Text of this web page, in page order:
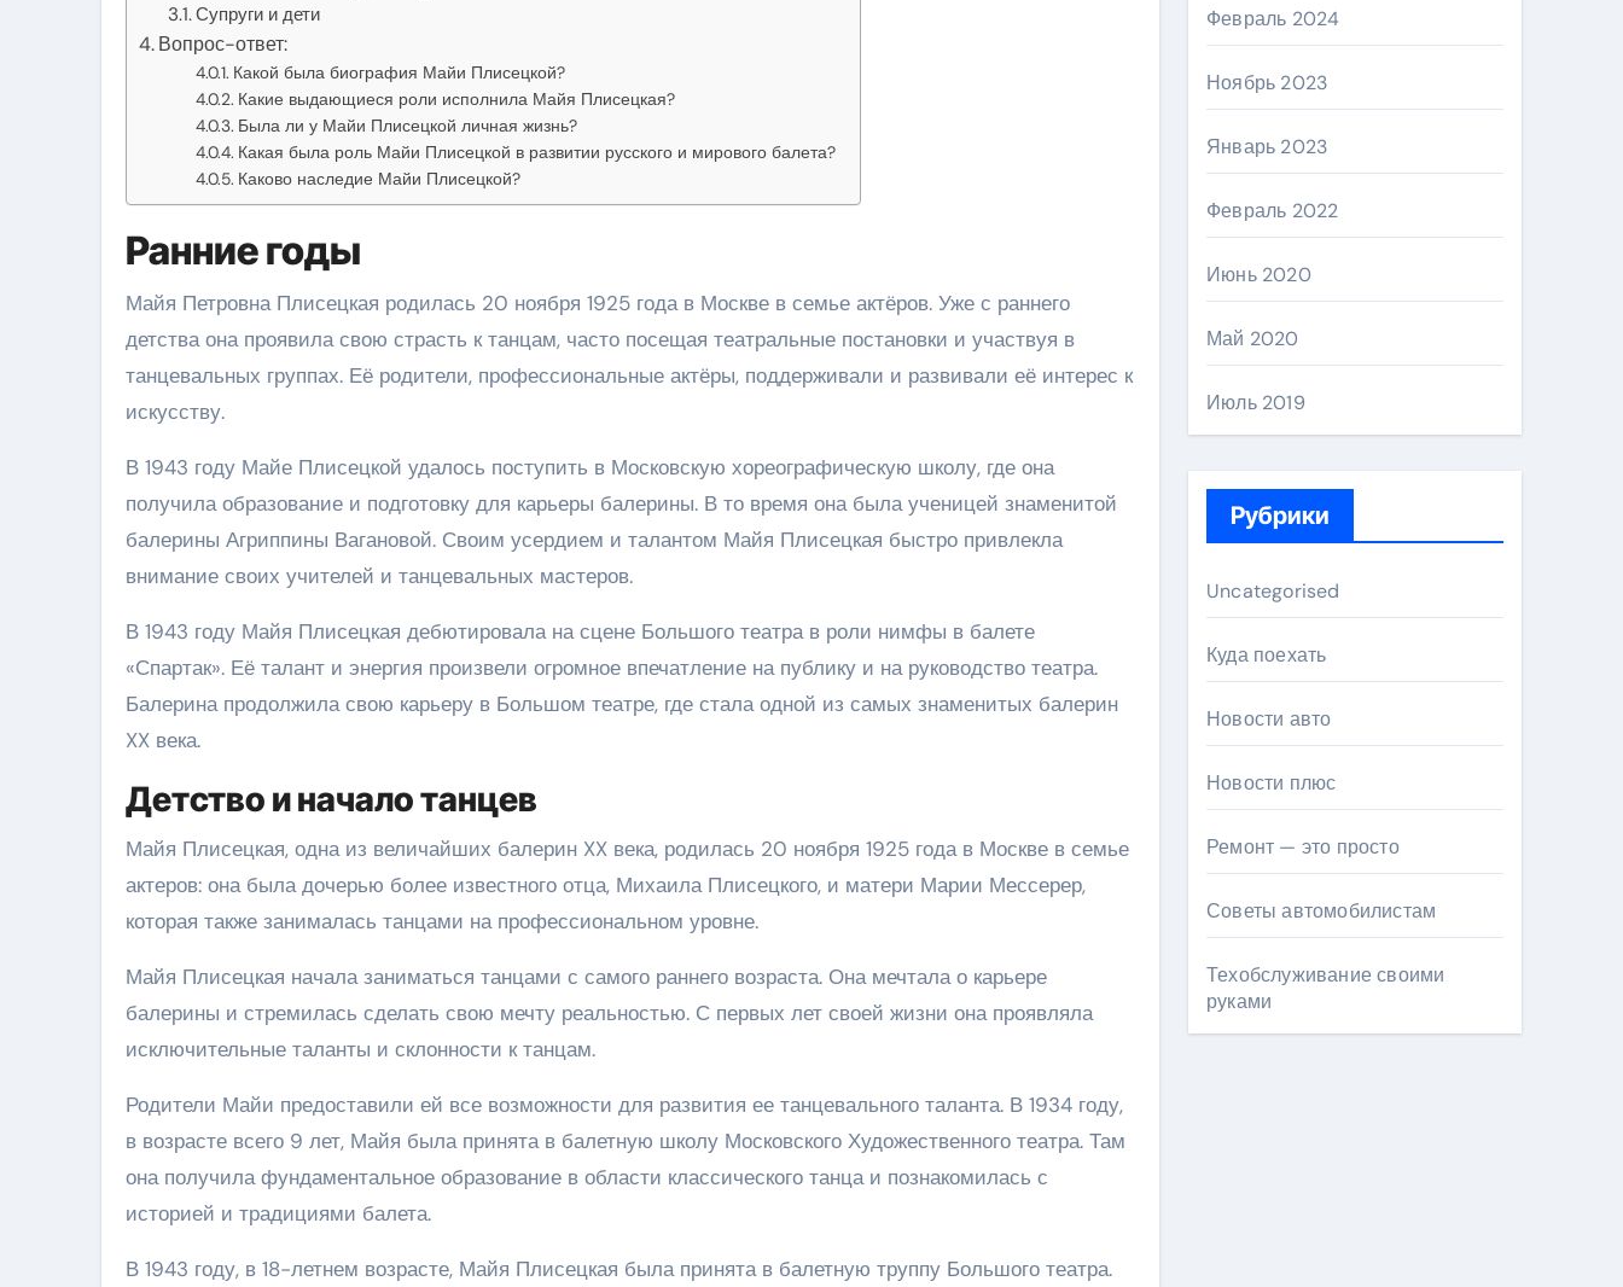
Супруги и дети
Вопрос-ответ:
Какой была биография Майи Плисецкой?
Какие выдающиеся роли исполнила Майя Плисецкая?
Была ли у Майи Плисецкой личная жизнь?
Какая была роль Майи Плисецкой в развитии русского и мирового балета?
Каково наследие Майи Плисецкой?
Ранние годы
Майя Петровна Плисецкая родилась 20 ноября 1925 года в Москве в семье актёров. Уже с раннего
детства она проявила свою страсть к танцам, часто посещая театральные постановки и участвуя в
танцевальных группах. Её родители, профессиональные актёры, поддерживали и развивали её интерес к
искусству.
В 1943 году Майе Плисецкой удалось поступить в Московскую хореографическую школу, где она
получила образование и подготовку для карьеры балерины. В то время она была ученицей знаменитой
балерины Агриппины Вагановой. Своим усердием и талантом Майя Плисецкая быстро привлекла
внимание своих учителей и танцевальных мастеров.
В 1943 году Майя Плисецкая дебютировала на сцене Большого театра в роли нимфы в балете
«Спартак». Её талант и энергия произвели огромное впечатление на публику и на руководство театра.
Балерина продолжила свою карьеру в Большом театре, где стала одной из самых знаменитых балерин
XX века.
Детство и начало танцев
Майя Плисецкая, одна из величайших балерин XX века, родилась 20 ноября 1925 года в Москве в семье
актеров: она была дочерью более известного отца, Михаила Плисецкого, и матери Марии Мессерер,
которая также занималась танцами на профессиональном уровне.
Майя Плисецкая начала заниматься танцами с самого раннего возраста. Она мечтала о карьере
балерины и стремилась сделать свою мечту реальностью. С первых лет своей жизни она проявляла
исключительные таланты и склонности к танцам.
Родители Майи предоставили ей все возможности для развития ее танцевального таланта. В 1934 году,
в возрасте всего 9 лет, Майя была принята в балетную школу Московского Художественного театра. Там
она получила фундаментальное образование в области классического танца и познакомилась с
историей и традициями балета.
В 1943 году, в 18-летнем возрасте, Майя Плисецкая была принята в балетную труппу Большого театра.
Февраль 2024
Ноябрь 2023
Январь 2023
Февраль 2022
Июнь 2020
Май 2020
Июль 2019
Рубрики
Uncategorised
Куда поехать
Новости авто
Новости плюс
Ремонт — это просто
Советы автомобилистам
Техобслуживание своими
руками